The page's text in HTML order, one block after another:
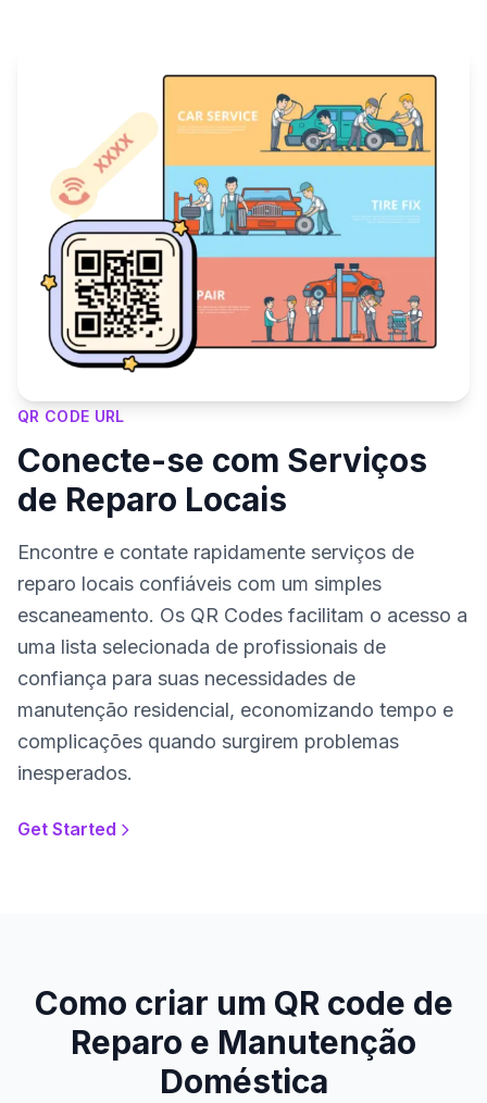
QR CODE URL
Conecte-se com Serviços
de Reparo Locais
Encontre e contate rapidamente serviços de
reparo locais confiáveis com um simples
escaneamento. Os QR Codes facilitam o acesso a
uma lista selecionada de profissionais de
confiança para suas necessidades de
manutenção residencial, economizando tempo e
complicações quando surgirem problemas
inesperados.
Get Started
Como criar um QR code de
Reparo e Manutenção
Doméstica